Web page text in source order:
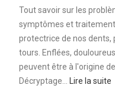
Tout savoir sur les
symptômes et
protectrice de nos dents,
tours. Enflées,
peuvent être à l'origine
Décryptage…
Lire la suite